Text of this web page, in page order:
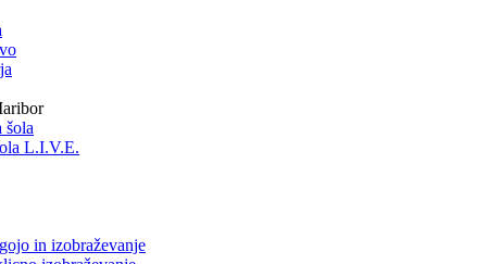
šola
L.I.V.E.
in izobraževanje